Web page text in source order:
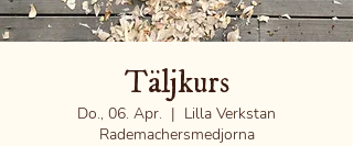
Täljkurs
Do., 06. Apr.
  |
Lilla Verkstan
Rademachersmedjorna